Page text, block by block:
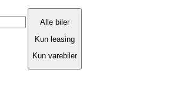
Alle biler
Kun leasing
Kun varebiler